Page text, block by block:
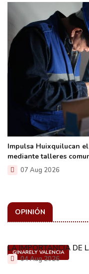
Impulsa Huixquilucan
mediante talleres
07 Aug 2026
OPINIÓN
GINARELY VALENCIA
LA IMPORTANCIA DE
04 Aug 2026